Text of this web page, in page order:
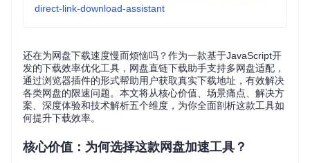
direct-link-download-assistant
还在为网盘下载速度慢而烦恼吗？作为一款基于JavaScript开
发的下载效率优化工具，网盘直链下载助手支持多网盘适配，
通过浏览器插件的形式帮助用户获取真实下载地址，有效解决
各类网盘的限速问题。本文将从核心价值、场景痛点、解决方
案、深度体验和技术解析五个维度，为你全面剖析这款工具如
何提升下载效率。
核心价值：为何选择这款网盘加速工具？